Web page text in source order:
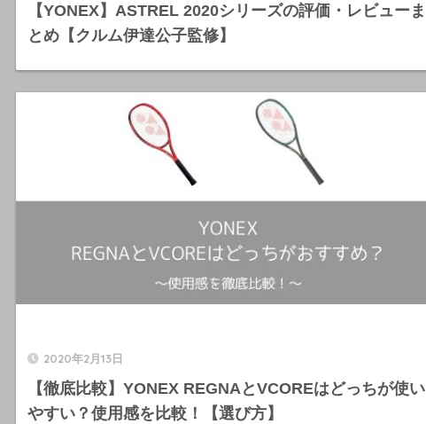
【YONEX】ASTREL 2020シリーズの評価・レビューま
とめ【クルム伊達公子監修】
2020年2月13日
【徹底比較】YONEX REGNAとVCOREはどっちが使い
やすい？使用感を比較！【選び方】